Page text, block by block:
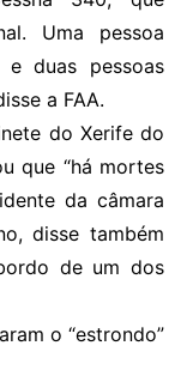
Uma pessoa
duas pessoas
a FAA.
do Xerife do
que “há mortes
da câmara
disse também
de um dos
o “estrondo”